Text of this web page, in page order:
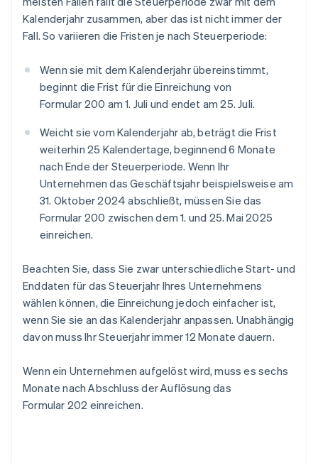
Kalenderjahr zusammen, aber das ist nicht immer der
Fall. So variieren die Fristen je nach Steuerperiode:
Wenn sie mit dem Kalenderjahr übereinstimmt,
beginnt die Frist für die Einreichung von
Formular 200 am 1. Juli und endet am 25. Juli.
Weicht sie vom Kalenderjahr ab, beträgt die Frist
weiterhin 25 Kalendertage, beginnend 6 Monate
nach Ende der Steuerperiode. Wenn Ihr
Unternehmen das Geschäftsjahr beispielsweise am
31. Oktober 2024 abschließt, müssen Sie das
Formular 200 zwischen dem 1. und 25. Mai 2025
einreichen.
Beachten Sie, dass Sie zwar unterschiedliche Start- und
Enddaten für das Steuerjahr Ihres Unternehmens
wählen können, die Einreichung jedoch einfacher ist,
wenn Sie sie an das Kalenderjahr anpassen. Unabhängig
davon muss Ihr Steuerjahr immer 12 Monate dauern.
Wenn ein Unternehmen aufgelöst wird, muss es sechs
Monate nach Abschluss der Auflösung das
Formular 202 einreichen.